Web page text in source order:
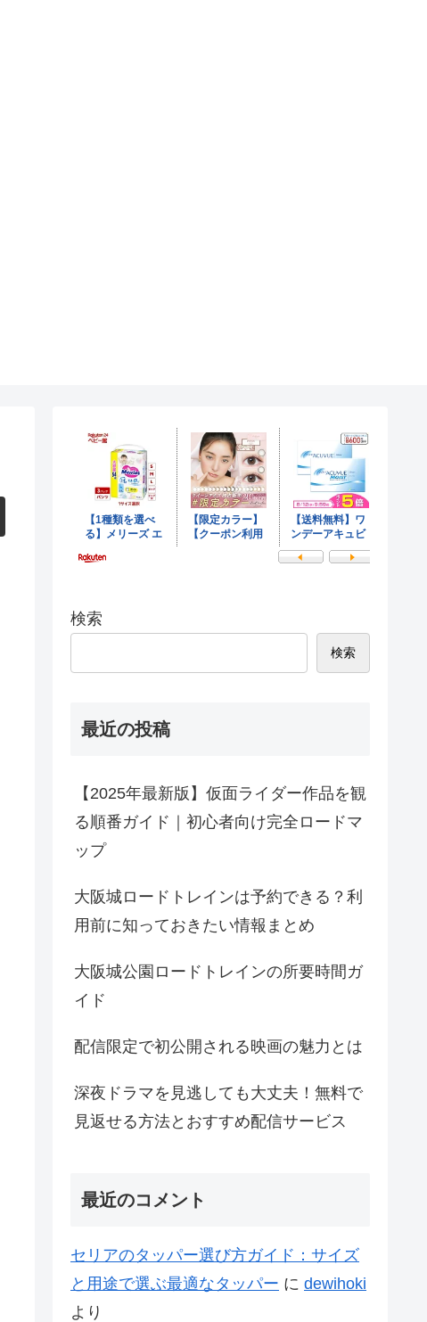
検索
検索
最近の投稿
【2025年最新版】仮面ライダー作品を観
る順番ガイド｜初心者向け完全ロードマ
ップ
大阪城ロードトレインは予約できる？利
用前に知っておきたい情報まとめ
大阪城公園ロードトレインの所要時間ガ
イド
配信限定で初公開される映画の魅力とは
深夜ドラマを見逃しても大丈夫！無料で
見返せる方法とおすすめ配信サービス
最近のコメント
セリアのタッパー選び方ガイド：サイズ
と用途で選ぶ最適なタッパー に dewihoki
より